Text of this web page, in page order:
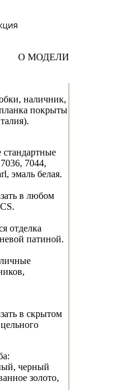
О МОДЕЛИ
наличник,
покрыты
7044,
эмаль белая.
в любом
отделка
патиной.
в скрытом
черный
золото,